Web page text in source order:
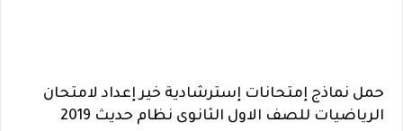
حمل نماذج إمتحانات إسترشادية خير إعداد لامتحان
الرياضيات للصف الاول الثانوى نظام حديث 2019